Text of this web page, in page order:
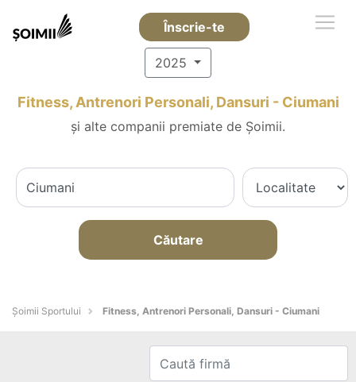
Înscrie-te
2025
Fitness, Antrenori Personali, Dansuri - Ciumani
și alte companii premiate de Șoimii.
Căutare
Șoimii Sportului Fitness, Antrenori Personali, Dansuri - Ciumani